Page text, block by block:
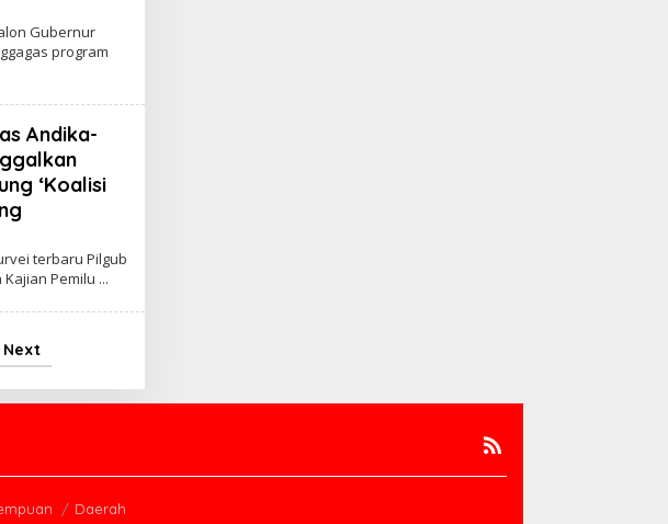
Gubernur
program
Andika-
‘Koalisi
terbaru Pilgub
Kajian Pemilu
Next
Daerah